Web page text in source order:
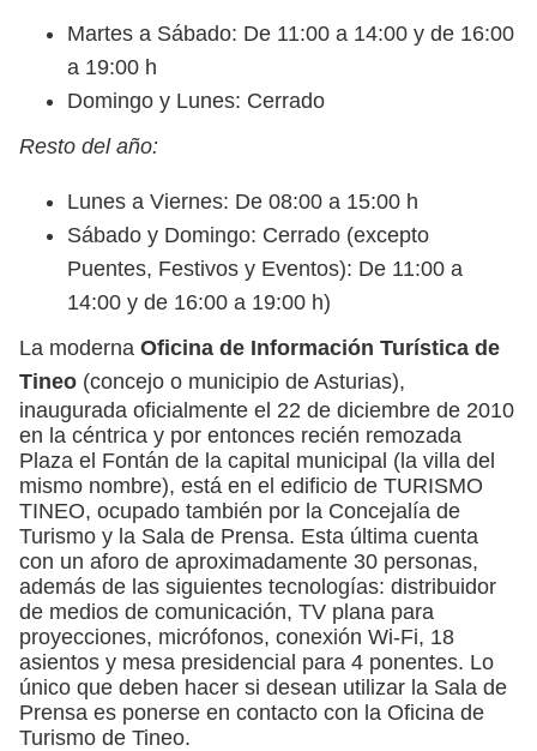
Martes a Sábado: De 11:00 a 14:00 y de 16:00
a 19:00 h
Domingo y Lunes: Cerrado
Resto del año:
Lunes a Viernes: De 08:00 a 15:00 h
Sábado y Domingo: Cerrado (excepto
Puentes, Festivos y Eventos): De 11:00 a
14:00 y de 16:00 a 19:00 h)
La moderna Oficina de Información Turística de
Tineo (concejo o municipio de Asturias),
inaugurada oficialmente el 22 de diciembre de 2010
en la céntrica y por entonces recién remozada
Plaza el Fontán de la capital municipal (la villa del
mismo nombre), está en el edificio de TURISMO
TINEO, ocupado también por la Concejalía de
Turismo y la Sala de Prensa. Esta última cuenta
con un aforo de aproximadamente 30 personas,
además de las siguientes tecnologías: distribuidor
de medios de comunicación, TV plana para
proyecciones, micrófonos, conexión Wi-Fi, 18
asientos y mesa presidencial para 4 ponentes. Lo
único que deben hacer si desean utilizar la Sala de
Prensa es ponerse en contacto con la Oficina de
Turismo de Tineo.